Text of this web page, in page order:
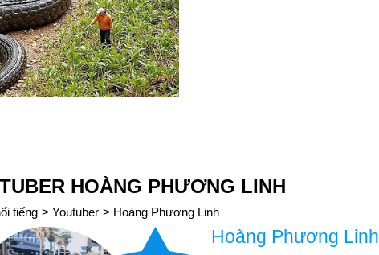
HOÀNG PHƯƠNG LINH
tiếng > Youtuber > Hoàng Phương Linh
Hoàng Phương Linh